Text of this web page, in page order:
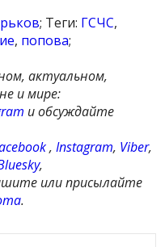
; Теги: ГСЧС,
, попова;
актуальном,
и мире:
и обсуждайте
,Instagram, Viber,
,
или присылайте
.